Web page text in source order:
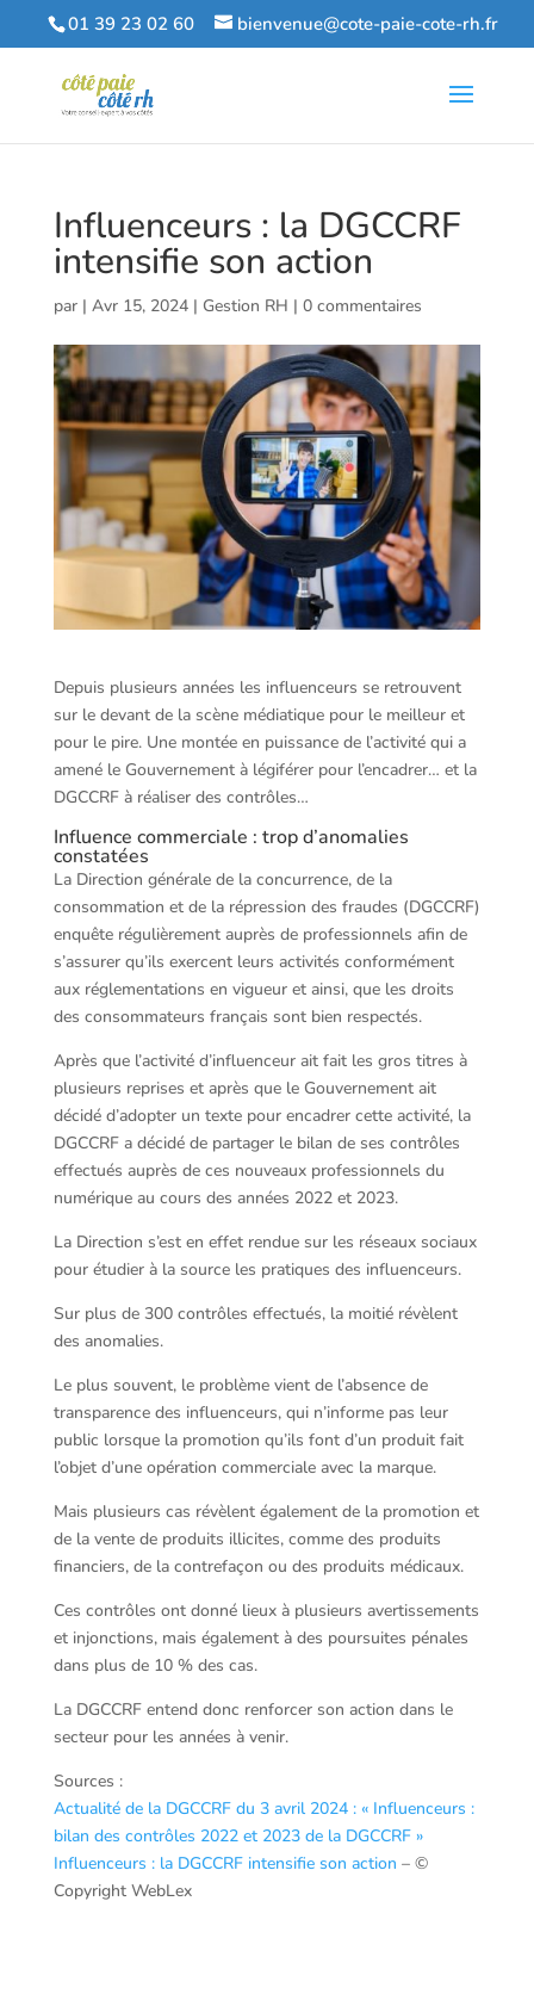
01 39 23 02 60 bienvenue@cote-paie-cote-rh.fr
Influenceurs : la DGCCRF
intensifie son action
par | Avr 15, 2024| Gestion RH | 0 commentaires
Depuis plusieurs années les influenceurs se retrouvent
sur le devant de la scène médiatique pour le meilleur et
pour le pire. Une montée en puissance de l’activité qui a
amené le Gouvernement à légiférer pour l’encadrer… et la
DGCCRF à réaliser des contrôles…
Influence commerciale : trop d’anomalies
constatées
La Direction générale de la concurrence, de la
consommation et de la répression des fraudes (DGCCRF)
enquête régulièrement auprès de professionnels afin de
s’assurer qu’ils exercent leurs activités conformément
aux réglementations en vigueur et ainsi, que les droits
des consommateurs français sont bien respectés.
Après que l’activité d’influenceur ait fait les gros titres à
plusieurs reprises et après que le Gouvernement ait
décidé d’adopter un texte pour encadrer cette activité, la
DGCCRF a décidé de partager le bilan de ses contrôles
effectués auprès de ces nouveaux professionnels du
numérique au cours des années 2022 et 2023.
La Direction s’est en effet rendue sur les réseaux sociaux
pour étudier à la source les pratiques des influenceurs.
Sur plus de 300 contrôles effectués, la moitié révèlent
des anomalies.
Le plus souvent, le problème vient de l’absence de
transparence des influenceurs, qui n’informe pas leur
public lorsque la promotion qu’ils font d’un produit fait
l’objet d’une opération commerciale avec la marque.
Mais plusieurs cas révèlent également de la promotion et
de la vente de produits illicites, comme des produits
financiers, de la contrefaçon ou des produits médicaux.
Ces contrôles ont donné lieux à plusieurs avertissements
et injonctions, mais également à des poursuites pénales
dans plus de 10 % des cas.
La DGCCRF entend donc renforcer son action dans le
secteur pour les années à venir.
Sources :
Actualité de la DGCCRF du 3 avril 2024 : « Influenceurs :
bilan des contrôles 2022 et 2023 de la DGCCRF »
Influenceurs : la DGCCRF intensifie son action – ©
Copyright WebLex